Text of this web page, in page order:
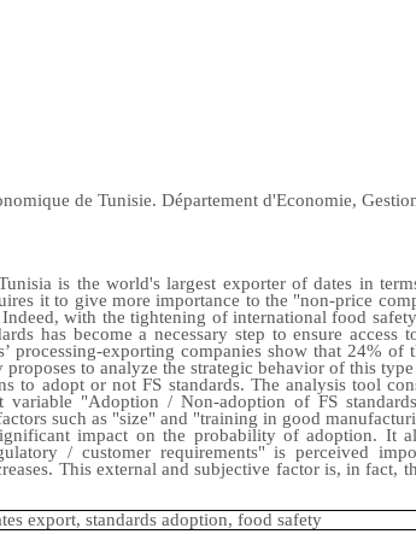
de Tunisie. Département d'Economie,
is the world's largest exporter of dates in
it to give more importance to the "non-price
with the tightening of international food
has become a necessary step to ensure
processing-exporting companies show that 24% of
proposes to analyze the strategic behavior of this
to adopt or not FS standards. The analysis tool
variable "Adoption / Non-adoption of FS
such as "size" and "training in good
impact on the probability of adoption. It
/ customer requirements" is perceived
This external and subjective factor is, in fact,
export, standards adoption, food safety